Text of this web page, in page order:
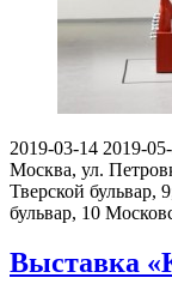
2019-03-14 2019-
Москва, ул.
Тверской бульвар,
бульвар, 10
Выставка